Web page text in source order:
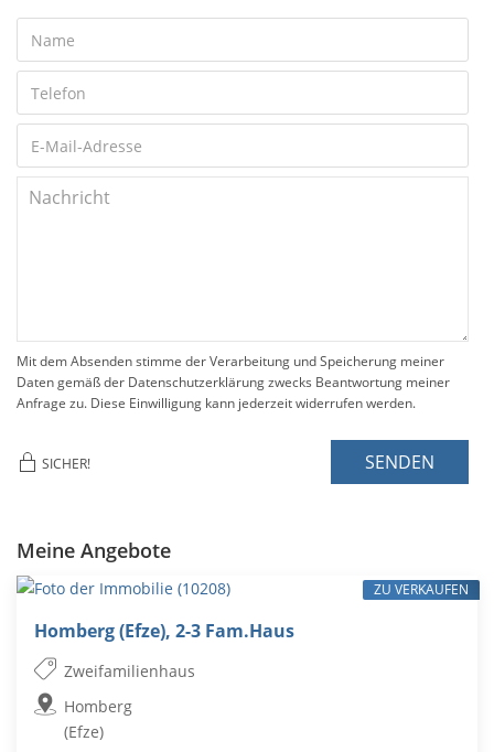
Mit dem Absenden stimme der Verarbeitung und Speicherung meiner
Daten gemäß der Datenschutzerklärung zwecks Beantwortung meiner
Anfrage zu. Diese Einwilligung kann jederzeit widerrufen werden.
SICHER! SENDEN
Meine Angebote
Homberg (Efze), 2-3 Fam.Haus
Zweifamilienhaus
Homberg
(Efze)
ZU VERKAUFEN